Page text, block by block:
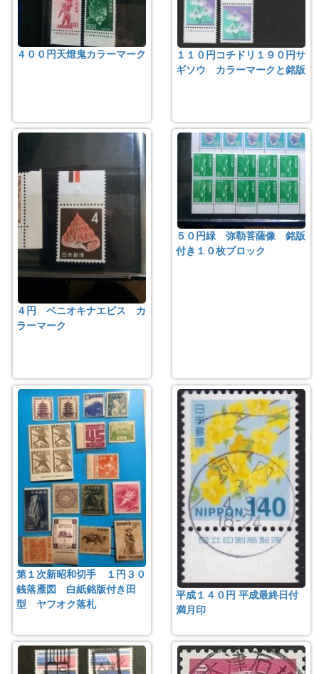
４００円天燈鬼カラーマーク
１１０円コチドリ１９０円サ
ギソウ カラーマークと銘版
４円 ベニオキナエビス カ
ラーマーク
５０円緑 弥勒菩薩像 銘版
付き１０枚ブロック
第１次新昭和切手 １円３０
銭落雁図 白紙銘版付き田
型 ヤフオク落札
平成１４０円 平成最終日付
満月印